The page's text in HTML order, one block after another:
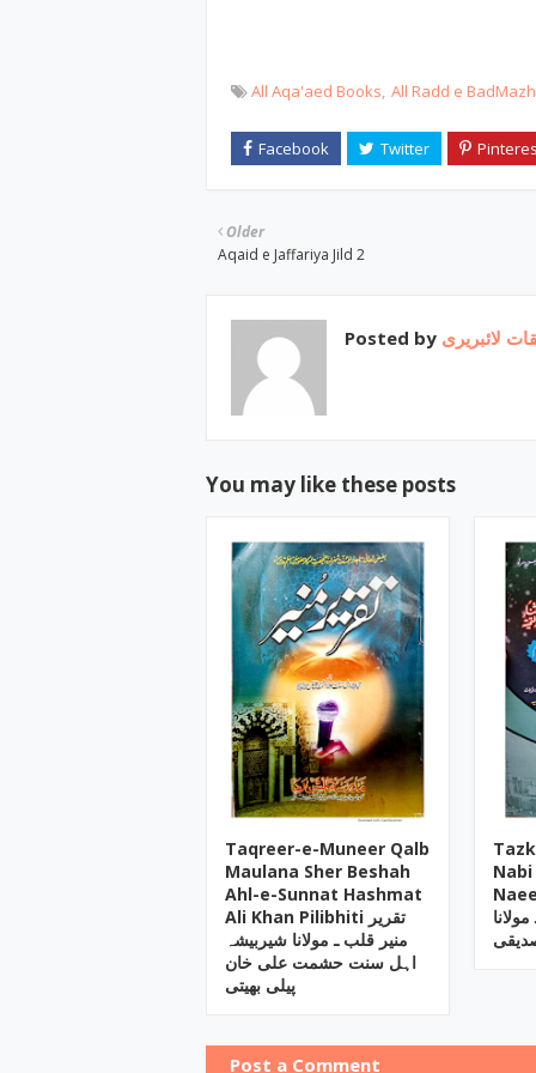
All Aqa'aed Books All Radd e
Older
Aqaid e Jaffariya Jild 2
Posted by لائبریری
You may like these posts
Taqreer-e-Muneer Qalb
Maulana Sher Beshah
Ahl-e-Sunnat Hashmat
Ali Khan Pilibhiti تقریر
منیر قلب ـ مولانا شیربیشہ
اہل سنت حشمت علی خان
پیلی بھیتی
Post a Comment